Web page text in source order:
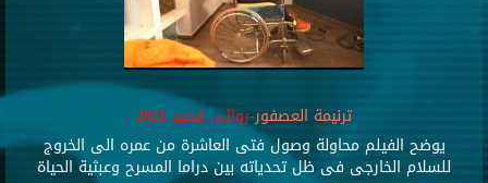
ترنيمة العصفور-روائى قصير-2021
يوضح الفيلم محاولة وصول فتى العاشرة من عمره الى الخروج
للسلام الخارجى فى ظل تحدياته بين دراما المسرح وعبثية الحياة